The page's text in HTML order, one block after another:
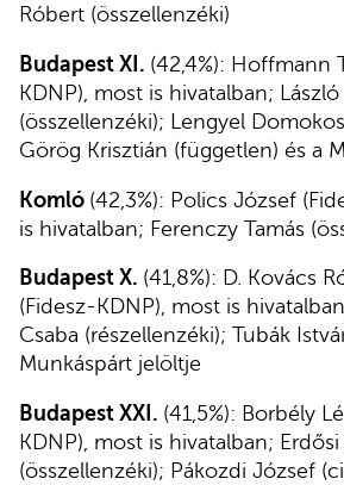
Róbert (összellenzéki)
Budapest XI. (42,4%): Hoffmann
KDNP), most is hivatalban;
(összellenzéki); Lengyel
Görög Krisztián (független) és a
Komló (42,3%): Polics József
is hivatalban; Ferenczy Tamás
Budapest X. (41,8%): D. Kovács
(Fidesz-KDNP), most is
Csaba (részellenzéki); Tubák
Munkáspárt jelöltje
Budapest XXI. (41,5%): Borbély
KDNP), most is hivatalban; Erdősi
(összellenzéki); Pákozdi József